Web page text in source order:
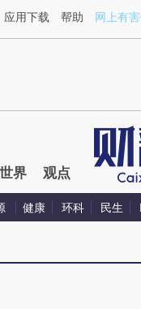
应用下载 帮助 网上有
世界 观点
健康 环科 民生